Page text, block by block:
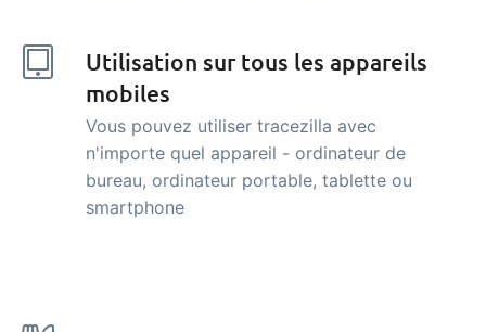
Utilisation sur tous les appareils
mobiles
Vous pouvez utiliser tracezilla avec
n'importe quel appareil - ordinateur de
bureau, ordinateur portable, tablette ou
smartphone